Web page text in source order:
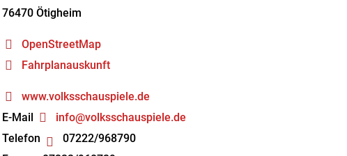
76470 Ötigheim
OpenStreetMap
Fahrplanauskunft
www.volksschauspiele.de
E-Mail
info@volksschauspiele.de
Telefon
07222/968790